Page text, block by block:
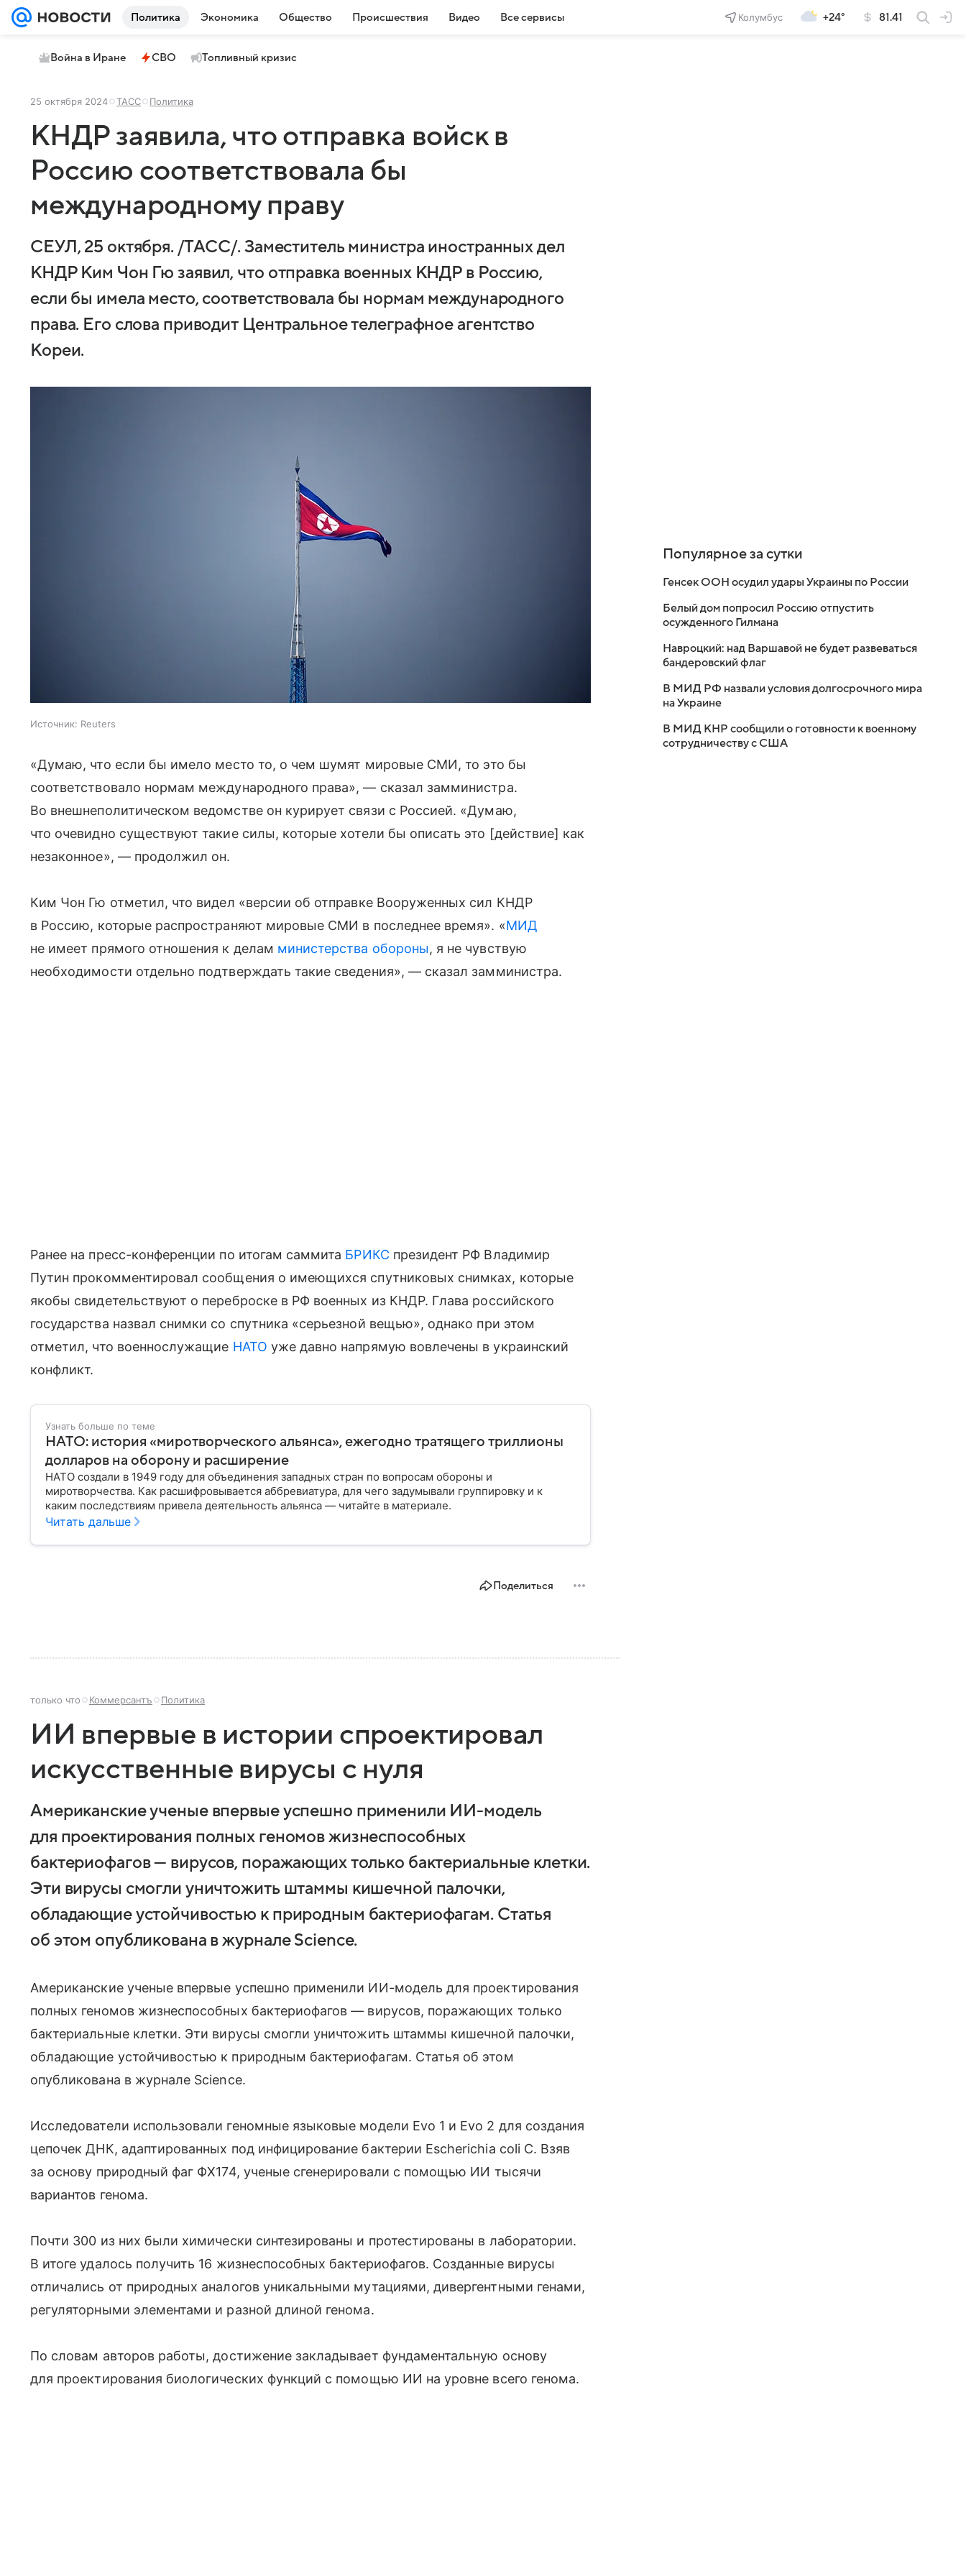
Политика Экономика Общество Происшествия Видео Все сервисы Колумбус +24° 81.41
Война в Иране СВО Топливный кризис
25 октября 2024 ТАСС Политика
КНДР заявила, что отправка войск в
Россию соответствовала бы
международному праву
СЕУЛ, 25 октября. /ТАСС/. Заместитель министра иностранных дел
КНДР Ким Чон Гю заявил, что отправка военных КНДР в Россию,
если бы имела место, соответствовала бы нормам международного
права. Его слова приводит Центральное телеграфное агентство
Кореи.
Источник: Reuters
«Думаю, что если бы имело место то, о чем шумят мировые СМИ, то это бы
соответствовало нормам международного права», — сказал замминистра.
Во внешнеполитическом ведомстве он курирует связи с Россией. «Думаю,
что очевидно существуют такие силы, которые хотели бы описать это [действие] как
незаконное», — продолжил он.
Ким Чон Гю отметил, что видел «версии об отправке Вооруженных сил КНДР
в Россию, которые распространяют мировые СМИ в последнее время». «МИД
не имеет прямого отношения к делам министерства обороны, я не чувствую
необходимости отдельно подтверждать такие сведения», — сказал замминистра.
Ранее на пресс-конференции по итогам саммита БРИКС президент РФ Владимир
Путин прокомментировал сообщения о имеющихся спутниковых снимках, которые
якобы свидетельствуют о переброске в РФ военных из КНДР. Глава российского
государства назвал снимки со спутника «серьезной вещью», однако при этом
отметил, что военнослужащие НАТО уже давно напрямую вовлечены в украинский
конфликт.
Узнать больше по теме
НАТО: история «миротворческого альянса», ежегодно тратящего триллионы
долларов на оборону и расширение
НАТО создали в 1949 году для объединения западных стран по вопросам обороны и
миротворчества. Как расшифровывается аббревиатура, для чего задумывали группировку и к
каким последствиям привела деятельность альянса — читайте в материале.
Читать дальше
Поделиться
только что Коммерсантъ Политика
ИИ впервые в истории спроектировал
искусственные вирусы с нуля
Американские ученые впервые успешно применили ИИ-модель
для проектирования полных геномов жизнеспособных
бактериофагов — вирусов, поражающих только бактериальные клетки.
Эти вирусы смогли уничтожить штаммы кишечной палочки,
обладающие устойчивостью к природным бактериофагам. Cтатья
об этом опубликована в журнале Science.
Американские ученые впервые успешно применили ИИ-модель для проектирования
полных геномов жизнеспособных бактериофагов — вирусов, поражающих только
бактериальные клетки. Эти вирусы смогли уничтожить штаммы кишечной палочки,
обладающие устойчивостью к природным бактериофагам. Cтатья об этом
опубликована в журнале Science.
Исследователи использовали геномные языковые модели Evo 1 и Evo 2 для создания
цепочек ДНК, адаптированных под инфицирование бактерии Escherichia coli C. Взяв
за основу природный фаг ФХ174, ученые сгенерировали с помощью ИИ тысячи
вариантов генома.
Почти 300 из них были химически синтезированы и протестированы в лаборатории.
В итоге удалось получить 16 жизнеспособных бактериофагов. Созданные вирусы
отличались от природных аналогов уникальными мутациями, дивергентными генами,
регуляторными элементами и разной длиной генома.
По словам авторов работы, достижение закладывает фундаментальную основу
для проектирования биологических функций с помощью ИИ на уровне всего генома.
Популярное за сутки
Генсек ООН осудил удары Украины по России
Белый дом попросил Россию отпустить
осужденного Гилмана
Навроцкий: над Варшавой не будет развеваться
бандеровский флаг
В МИД РФ назвали условия долгосрочного мира
на Украине
В МИД КНР сообщили о готовности к военному
сотрудничеству с США